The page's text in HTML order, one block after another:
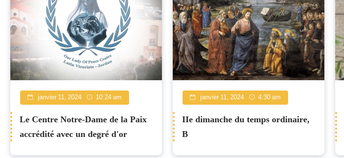
janvier 11, 2024 10:24 am
Le Centre Notre-Dame de la Paix
accrédité avec un degré d'or
janvier 11, 2024 4:30 am
IIe dimanche du temps ordinaire,
B